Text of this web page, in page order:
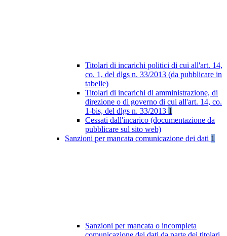
Titolari di incarichi politici di cui all'art. 14,
co. 1, del dlgs n. 33/2013 (da pubblicare in
tabelle)
Titolari di incarichi di amministrazione, di
direzione o di governo di cui all'art. 14, co.
1-bis, del dlgs n. 33/2013 1
Cessati dall'incarico (documentazione da
pubblicare sul sito web)
Sanzioni per mancata comunicazione dei dati 1
Sanzioni per mancata o incompleta